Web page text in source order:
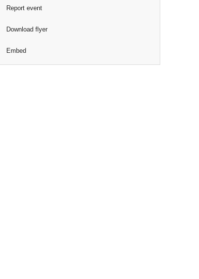
Report event
Download flyer
Embed